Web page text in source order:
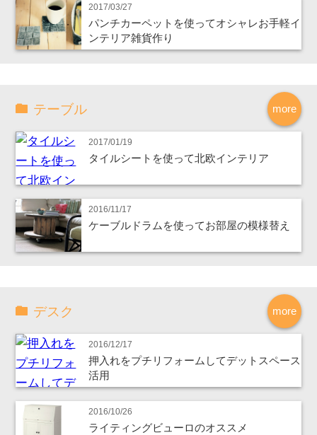
2017/03/27
パンチカーペットを使ってオシャレお手軽イ
ンテリア雑貨作り
more
テーブル
2017/01/19
タイルシートを使って北欧インテリア
2016/11/17
ケーブルドラムを使ってお部屋の模様替え
more
デスク
2016/12/17
押入れをプチリフォームしてデットスペース
活用
2016/10/26
ライティングビューロのオススメ